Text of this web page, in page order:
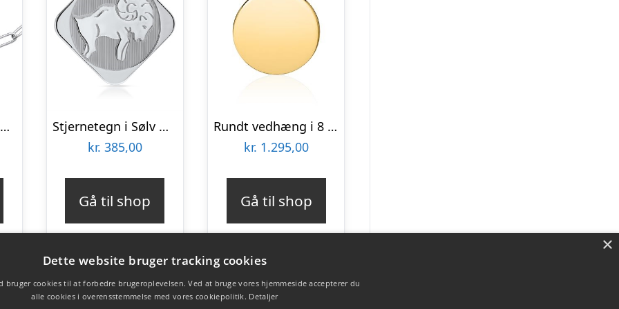
Armbånd med aflange led og Love Lock – Mulighed for gravering
Stjernetegn i Sølv med Vædderen – Evt. gravering
kr. 385,00
Gå til shop
Rundt vedhæng i 8 kt. Guld 12 mm – Mulighed for gravering
kr. 1.295,00
Gå til shop
×
Dette website bruger tracking cookies
bruger cookies til at forbedre brugeroplevelsen. Ved at bruge vores hjemmeside accepterer du
alle cookies i overensstemmelse med vores cookiepolitik. Detaljer